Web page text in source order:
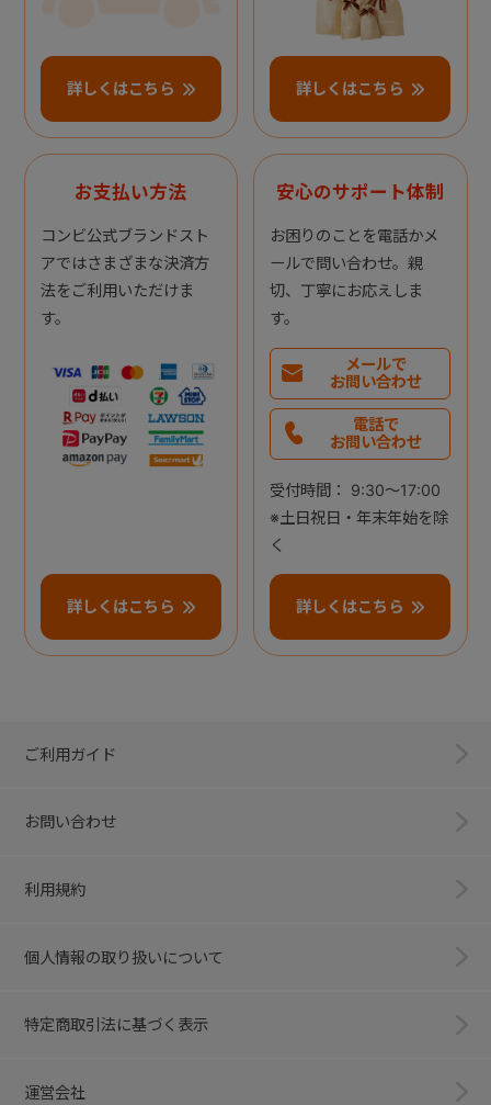
詳しくはこちら 詳しくはこちら
お支払い方法
コンビ公式ブランドスト
アではさまざまな決済方
法をご利用いただけま
す。
詳しくはこちら
安心のサポート体制
お困りのことを電話かメ
ールで問い合わせ。親
切、丁寧にお応えしま
す。
メールで
お問い合わせ
電話で
お問い合わせ
受付時間： 9:30～17:00
※土日祝日・年末年始を除
く
詳しくはこちら
ご利用ガイド
お問い合わせ
利用規約
個人情報の取り扱いについて
特定商取引法に基づく表示
運営会社